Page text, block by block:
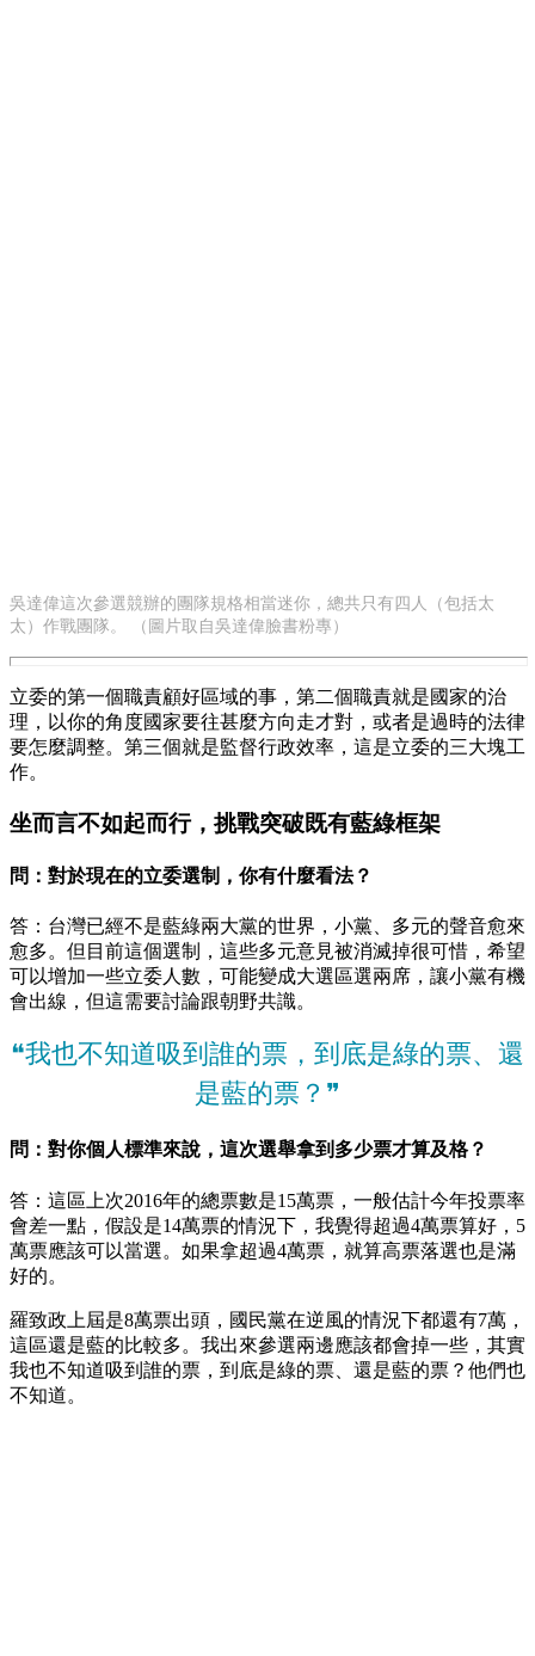
吳達偉這次參選競辦的團隊規格相當迷你，總共只有四人（包括太
太）作戰團隊。 （圖片取自吳達偉臉書粉專）
立委的第一個職責顧好區域的事，第二個職責就是國家的治
理，以你的角度國家要往甚麼方向走才對，或者是過時的法律
要怎麼調整。第三個就是監督行政效率，這是立委的三大塊工
作。
坐而言不如起而行，挑戰突破既有藍綠框架
問：對於現在的立委選制，你有什麼看法？
答：台灣已經不是藍綠兩大黨的世界，小黨、多元的聲音愈來
愈多。但目前這個選制，這些多元意見被消滅掉很可惜，希望
可以增加一些立委人數，可能變成大選區選兩席，讓小黨有機
會出線，但這需要討論跟朝野共識。
❝我也不知道吸到誰的票，到底是綠的票、還
是藍的票？❞
問：對你個人標準來說，這次選舉拿到多少票才算及格？
答：這區上次2016年的總票數是15萬票，一般估計今年投票率
會差一點，假設是14萬票的情況下，我覺得超過4萬票算好，5
萬票應該可以當選。如果拿超過4萬票，就算高票落選也是滿
好的。
羅致政上屆是8萬票出頭，國民黨在逆風的情況下都還有7萬，
這區還是藍的比較多。我出來參選兩邊應該都會掉一些，其實
我也不知道吸到誰的票，到底是綠的票、還是藍的票？他們也
不知道。